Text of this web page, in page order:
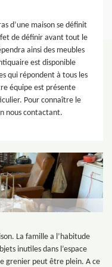
d’une maison se définit
de définir avant tout le
ainsi des meubles
est disponible
qui répondent à tous les
équipe est présente
Pour connaître le
nous contactant.
La famille a l’habitude
inutiles dans l’espace
grenier peut être plein. A ce